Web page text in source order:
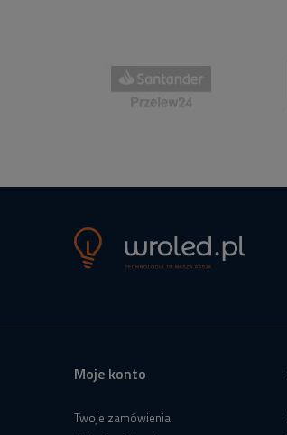
Moje konto
Twoje zamówienia